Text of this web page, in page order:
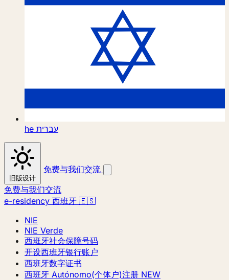
he עברית
旧版设计
免费与我们交流
免费与我们交流
e-residency 西班牙 🇪🇸
NIE
NIE Verde
西班牙社会保障号码
开设西班牙银行账户
西班牙数字证书
西班牙 Autónomo(个体户)注册 NEW